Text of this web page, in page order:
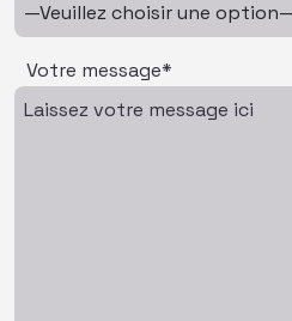
Votre message*